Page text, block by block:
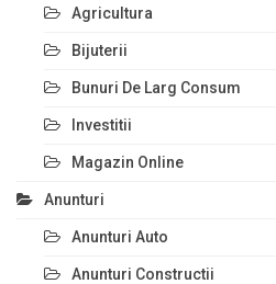
Agricultura
Bijuterii
Bunuri De Larg Consum
Investitii
Magazin Online
Anunturi
Anunturi Auto
Anunturi Constructii